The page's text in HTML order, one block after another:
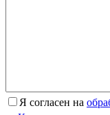
Я согласен на